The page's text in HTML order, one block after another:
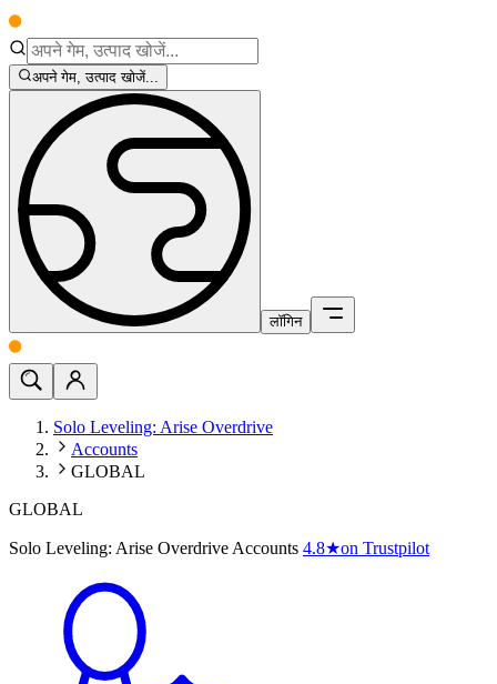
अपने गेम, उत्पाद खोजें...
लॉगिन
Solo Leveling: Arise Overdrive
Accounts
GLOBAL
GLOBAL
Solo Leveling: Arise Overdrive Accounts 4.8★on Trustpilot